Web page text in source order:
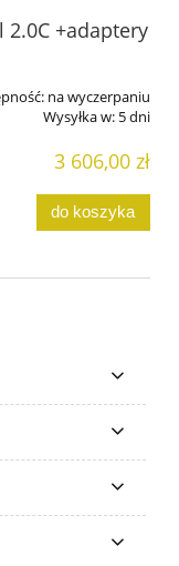
2.0C +adaptery
na wyczerpaniu
Wysyłka w: 5 dni
3 606,00 zł
do koszyka